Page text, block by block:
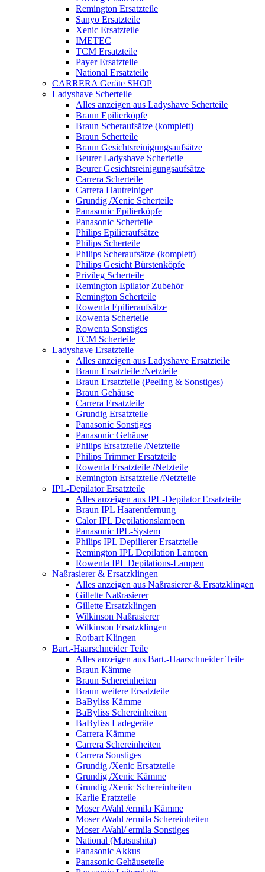
Remington Ersatzteile
Sanyo Ersatzteile
Xenic Ersatzteile
IMETEC
TCM Ersatzteile
Payer Ersatzteile
National Ersatzteile
CARRERA Geräte SHOP
Ladyshave Scherteile
Alles anzeigen aus Ladyshave Scherteile
Braun Epilierköpfe
Braun Scheraufsätze (komplett)
Braun Scherteile
Braun Gesichtsreinigungsaufsätze
Beurer Ladyshave Scherteile
Beurer Gesichtsreinigungsaufsätze
Carrera Scherteile
Carrera Hautreiniger
Grundig /Xenic Scherteile
Panasonic Epilierköpfe
Panasonic Scherteile
Philips Epilieraufsätze
Philips Scherteile
Philips Scheraufsätze (komplett)
Philips Gesicht Bürstenköpfe
Privileg Scherteile
Remington Epilator Zubehör
Remington Scherteile
Rowenta Epilieraufsätze
Rowenta Scherteile
Rowenta Sonstiges
TCM Scherteile
Ladyshave Ersatzteile
Alles anzeigen aus Ladyshave Ersatzteile
Braun Ersatzteile /Netzteile
Braun Ersatzteile (Peeling & Sonstiges)
Braun Gehäuse
Carrera Ersatzteile
Grundig Ersatzteile
Panasonic Sonstiges
Panasonic Gehäuse
Philips Ersatzteile /Netzteile
Philips Trimmer Ersatzteile
Rowenta Ersatzteile /Netzteile
Remington Ersatzteile /Netzteile
IPL-Depilator Ersatzteile
Alles anzeigen aus IPL-Depilator Ersatzteile
Braun IPL Haarentfernung
Calor IPL Depilationslampen
Panasonic IPL-System
Philips IPL Depilierer Ersatzteile
Remington IPL Depilation Lampen
Rowenta IPL Depilations-Lampen
Naßrasierer & Ersatzklingen
Alles anzeigen aus Naßrasierer & Ersatzklingen
Gillette Naßrasierer
Gillette Ersatzklingen
Wilkinson Naßrasierer
Wilkinson Ersatzklingen
Rotbart Klingen
Bart.-Haarschneider Teile
Alles anzeigen aus Bart.-Haarschneider Teile
Braun Kämme
Braun Schereinheiten
Braun weitere Ersatzteile
BaByliss Kämme
BaByliss Schereinheiten
BaByliss Ladegeräte
Carrera Kämme
Carrera Schereinheiten
Carrera Sonstiges
Grundig /Xenic Ersatzteile
Grundig /Xenic Kämme
Grundig /Xenic Schereinheiten
Karlie Eratzteile
Moser /Wahl /ermila Kämme
Moser /Wahl /ermila Schereinheiten
Moser /Wahl/ ermila Sonstiges
National (Matsushita)
Panasonic Akkus
Panasonic Gehäuseteile